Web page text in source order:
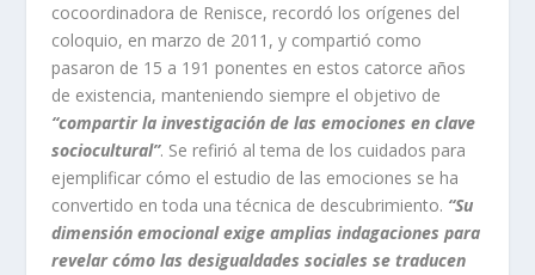
cocoordinadora de Renisce, recordó los orígenes del
coloquio, en marzo de 2011, y compartió como
pasaron de 15 a 191 ponentes en estos catorce años
de existencia, manteniendo siempre el objetivo de
“compartir la investigación de las emociones en clave
sociocultural”. Se refirió al tema de los cuidados para
ejemplificar cómo el estudio de las emociones se ha
convertido en toda una técnica de descubrimiento. “Su
dimensión emocional exige amplias indagaciones para
revelar cómo las desigualdades sociales se traducen